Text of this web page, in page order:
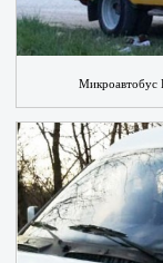
Микроавтобус